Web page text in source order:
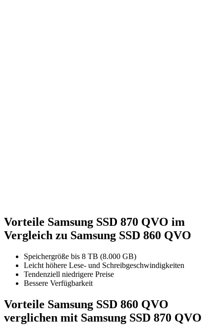
Vorteile Samsung SSD 870 QVO im
Vergleich zu Samsung SSD 860 QVO
Speichergröße bis 8 TB (8.000 GB)
Leicht höhere Lese- und Schreibgeschwindigkeiten
Tendenziell niedrigere Preise
Bessere Verfügbarkeit
Vorteile Samsung SSD 860 QVO
verglichen mit Samsung SSD 870 QVO